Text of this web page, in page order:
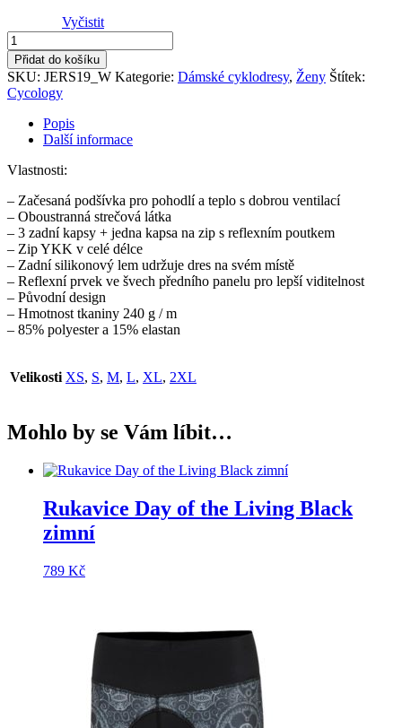
Vyčistit
Dres
dlouhý
rukáv
dámský
Day
Living
množství
Přidat do košíku
SKU: JERS19_W Kategorie: Dámské cyklodresy, Ženy Štítek:
Cycology
Popis
Další informace
Vlastnosti:
– Začesaná podšívka pro pohodlí a teplo s dobrou ventilací
– Oboustranná strečová látka
– 3 zadní kapsy + jedna kapsa na zip s reflexním poutkem
– Zip YKK v celé délce
– Zadní silikonový lem udržuje dres na svém místě
– Reflexní prvek ve švech předního panelu pro lepší viditelnost
– Původní design
– Hmotnost tkaniny 240 g / m
– 85% polyester a 15% elastan
Velikosti XS, S, M, L, XL, 2XL
Mohlo by se Vám líbit…
Rukavice Day of the Living Black
zimní
789 Kč